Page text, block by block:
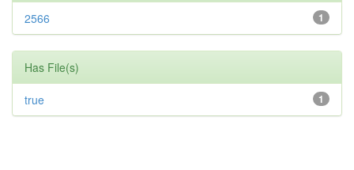
1
2566
Has File(s)
1
true